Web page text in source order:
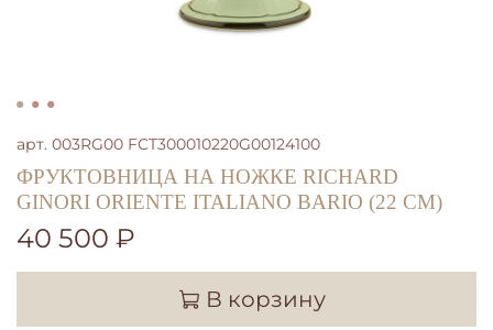
арт. 003RG00 FCT300010220G00124100
ФРУКТОВНИЦА НА НОЖКЕ RICHARD
GINORI ORIENTE ITALIANO BARIO (22 СМ)
40 500 ₽
В корзину